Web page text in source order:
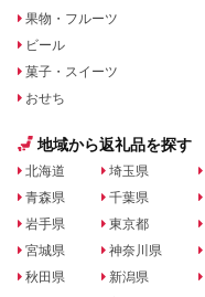
果物・フルーツ
ビール
菓子・スイーツ
おせち
地域から返礼品を探す
北海道
青森県
岩手県
宮城県
秋田県
埼玉県
千葉県
東京都
神奈川県
新潟県